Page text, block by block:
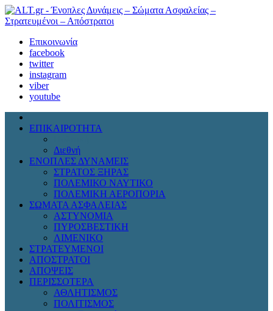
Επικοινωνία
facebook
twitter
instagram
viber
youtube
ΕΠΙΚΑΙΡΟΤΗΤΑ
Διεθνή
ΕΝΟΠΛΕΣ ΔΥΝΑΜΕΙΣ
ΣΤΡΑΤΟΣ ΞΗΡΑΣ
ΠΟΛΕΜΙΚΟ ΝΑΥΤΙΚΟ
ΠΟΛΕΜΙΚΗ ΑΕΡΟΠΟΡΙΑ
ΣΩΜΑΤΑ ΑΣΦΑΛΕΙΑΣ
ΑΣΤΥΝΟΜΙΑ
ΠΥΡΟΣΒΕΣΤΙΚΗ
ΛΙΜΕΝΙΚΟ
ΣΤΡΑΤΕΥΜΕΝΟΙ
ΑΠΟΣΤΡΑΤΟΙ
ΑΠΟΨΕΙΣ
ΠΕΡΙΣΣΟΤΕΡΑ
ΑΘΛΗΤΙΣΜΟΣ
ΠΟΛΙΤΙΣΜΟΣ